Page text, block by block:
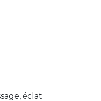
éclat